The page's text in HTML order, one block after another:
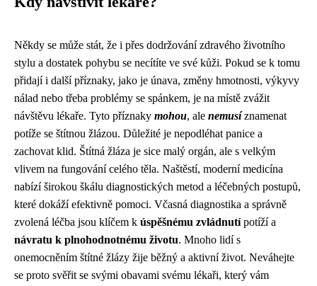
Někdy se může stát, že i přes dodržování zdravého životního
stylu a dostatek pohybu se necítíte ve své kůži. Pokud se k tomu
přidají i další příznaky, jako je únava, změny hmotnosti, výkyvy
nálad nebo třeba problémy se spánkem, je na místě zvážit
návštěvu lékaře. Tyto příznaky mohou, ale nemusíznamenat
potíže se štítnou žlázou. Důležité je nepodléhat panice a
zachovat klid. Štítná žláza je sice malý orgán, ale s velkým
vlivem na fungování celého těla. Naštěstí, moderní medicína
nabízí širokou škálu diagnostických metod a léčebných postupů,
které dokáží efektivně pomoci. Včasná diagnostika a správně
zvolená léčba jsou klíčem k úspěšnému zvládnutípotíží a
návratu k plnohodnotnému životu. Mnoho lidí s
onemocněním štítné žlázy žije běžný a aktivní život. Neváhejte
se proto svěřit se svými obavami svému lékaři, který vám